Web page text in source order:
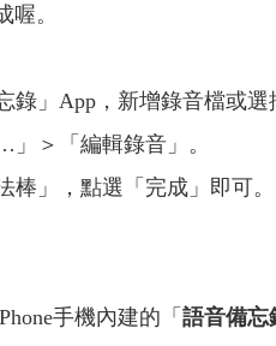
喔。
錄」App，新增錄音檔或選
＞「編輯錄音」。
棒」，點選「完成」即可。
手機內建的「 語音備忘